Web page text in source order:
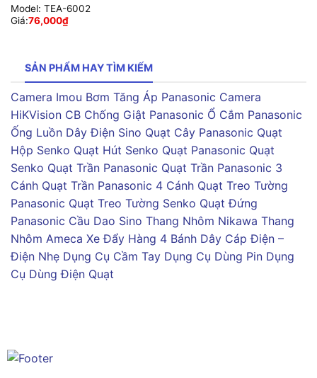
Model: TEA-6002
Giá:76,000₫
SẢN PHẨM HAY TÌM KIẾM
Camera Imou Bơm Tăng Áp Panasonic Camera
HiKVision CB Chống Giật Panasonic Ổ Cắm Panasonic
Ống Luồn Dây Điện Sino Quạt Cây Panasonic Quạt
Hộp Senko Quạt Hút Senko Quạt Panasonic Quạt
Senko Quạt Trần Panasonic Quạt Trần Panasonic 3
Cánh Quạt Trần Panasonic 4 Cánh Quạt Treo Tường
Panasonic Quạt Treo Tường Senko Quạt Đứng
Panasonic Cầu Dao Sino Thang Nhôm Nikawa Thang
Nhôm Ameca Xe Đẩy Hàng 4 Bánh Dây Cáp Điện –
Điện Nhẹ Dụng Cụ Cầm Tay Dụng Cụ Dùng Pin Dụng
Cụ Dùng Điện Quạt